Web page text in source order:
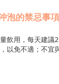
泡的禁忌事項
飲用，每天建議
以免不適；不宜